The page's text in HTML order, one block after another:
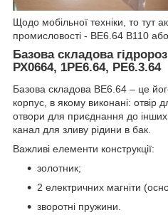
Щодо мобільної техніки, то тут
промисловості - ВЕ6.64 В110
Базова складова
РХ0664, 1РЕ6.64, РЕ6.3.64
Базова складова ВЕ6.64 – це
корпус, в якому виконані: отвір
отвори для приєднання до
канал для зливу рідини в бак.
Важливі елементи конструкції:
золотник;
2 електричних магніти
зворотні пружини.